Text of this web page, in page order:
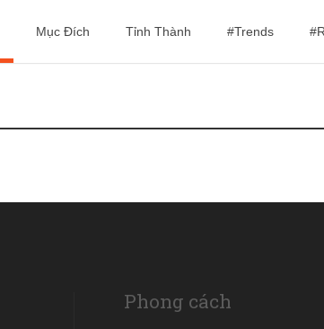
Mục Đích Tỉnh Thành #Trends
Phong cách